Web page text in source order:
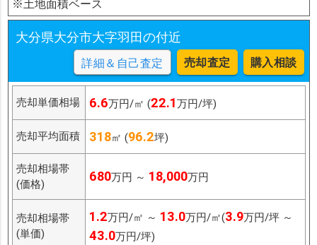
※土地面積ベース
大分県大分市大字羽田の付近
詳細＆自己査定 売却査定 購入相談
売却単価相場 6.6万円/㎡ (22.1万円/坪)
売却平均面積 318㎡ (96.2坪)
売却相場帯
(価格)
680万円 ～ 18,000万円
売却相場帯
(単価)
1.2万円/㎡ ～ 13.0万円/㎡(3.9万円/坪 ～
43.0万円/坪)